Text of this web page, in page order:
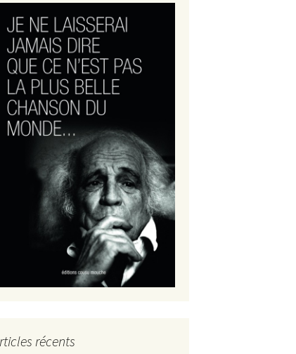
récents